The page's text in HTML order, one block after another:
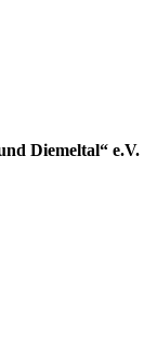
Diemeltal“ e.V.